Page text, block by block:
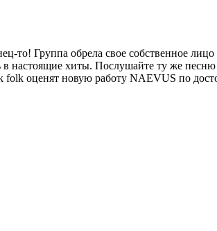
то! Группа обрела свое собственное
настоящие хиты. Послушайте ту же
оценят новую работу NAEVUS по